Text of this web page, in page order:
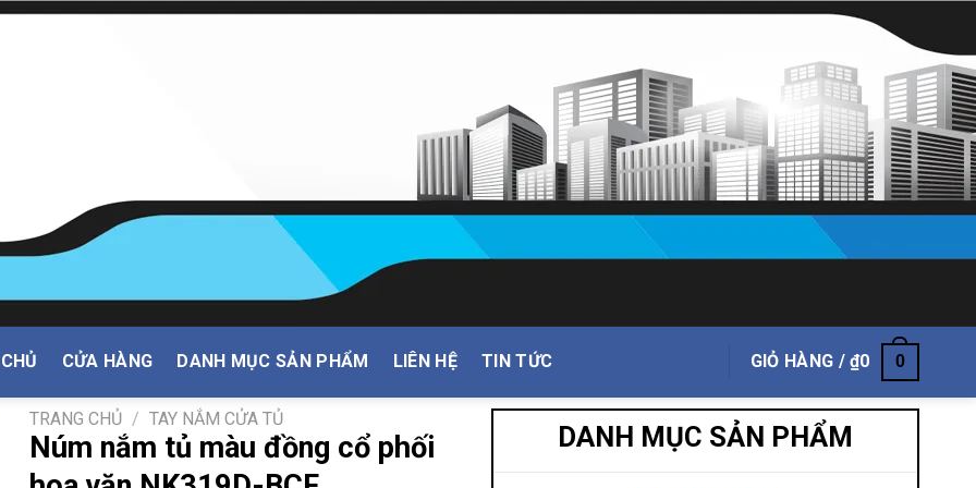
CỬA HÀNG DANH MỤC SẢN PHẨM LIÊN HỆ TIN TỨC GIỎ HÀNG /₫0 0
TRANG CHỦ / TAY NẮM CỬA TỦ
Núm nắm tủ màu đồng cổ phối
DANH MỤC SẢN PHẨM